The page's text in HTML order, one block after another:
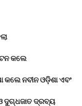
କଲେ
ନବୀନ ଓଡ଼ିଶା ଏବଂ
ଦୁଗ୍ଧଜାତ ଦ୍ରବ୍ୟ